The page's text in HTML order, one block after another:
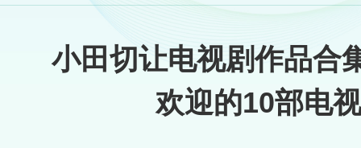
小田切让电视剧作品合
欢迎的10部电